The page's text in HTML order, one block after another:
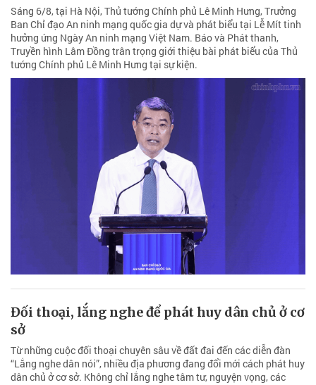
Sáng 6/8, tại Hà Nội, Thủ tướng Chính phủ Lê Minh Hưng, Trưởng
Ban Chỉ đạo An ninh mạng quốc gia dự và phát biểu tại Lễ Mít tinh
hưởng ứng Ngày An ninh mạng Việt Nam. Báo và Phát thanh,
Truyền hình Lâm Đồng trân trọng giới thiệu bài phát biểu của Thủ
tướng Chính phủ Lê Minh Hưng tại sự kiện.
Đối thoại, lắng nghe để phát huy dân chủ ở cơ
sở
Từ những cuộc đối thoại chuyên sâu về đất đai đến các diễn đàn
“Lắng nghe dân nói”, nhiều địa phương đang đổi mới cách phát huy
dân chủ ở cơ sở. Không chỉ lắng nghe tâm tư, nguyện vọng, các